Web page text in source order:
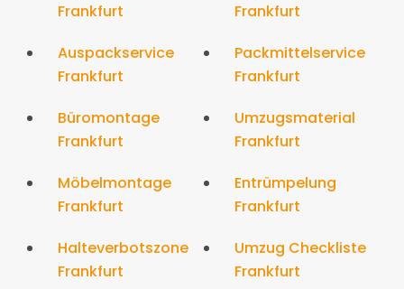
Frankfurt
Auspackservice
Frankfurt
Büromontage
Frankfurt
Möbelmontage
Frankfurt
Halteverbotszone
Frankfurt
Frankfurt
Packmittelservice
Frankfurt
Umzugsmaterial
Frankfurt
Entrümpelung
Frankfurt
Umzug Checkliste
Frankfurt